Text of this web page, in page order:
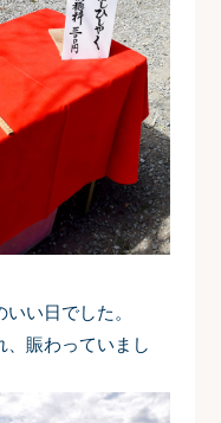
い日でした。
、賑わっていまし